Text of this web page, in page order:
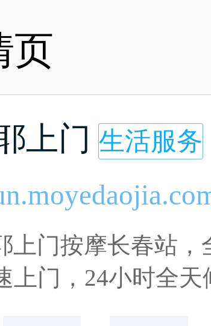
页
上门 生活服务
上门按摩长春站，
上门，24小时全天